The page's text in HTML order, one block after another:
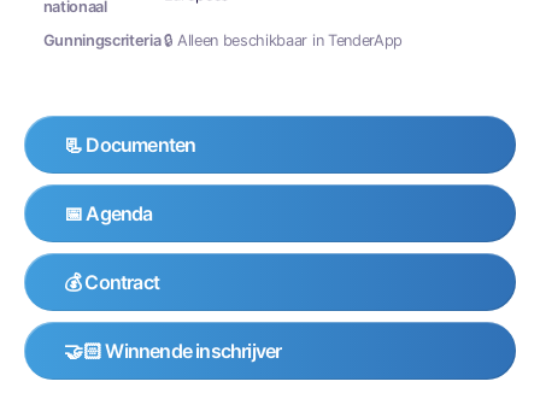
nationaal
Gunningscriteria🔒 Alleen beschikbaar in TenderApp
📃 Documenten
📅 Agenda
💰 Contract
🤝🏻 Winnende inschrijver